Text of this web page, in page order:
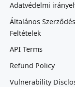
Adatvédelmi
Általános
Feltételek
API Terms
Refund Policy
Vulnerability